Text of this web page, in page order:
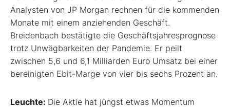
Analysten von JP Morgan rechnen für die kommenden
Monate mit einem anziehenden Geschäft.
Breidenbach bestätigte die Geschäftsjahresprognose
trotz Unwägbarkeiten der Pandemie. Er peilt
zwischen 5,6 und 6,1 Milliarden Euro Umsatz bei einer
bereinigten Ebit-Marge von vier bis sechs Prozent an.
Leuchte: Die Aktie hat jüngst etwas Momentum